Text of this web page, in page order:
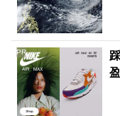
PR